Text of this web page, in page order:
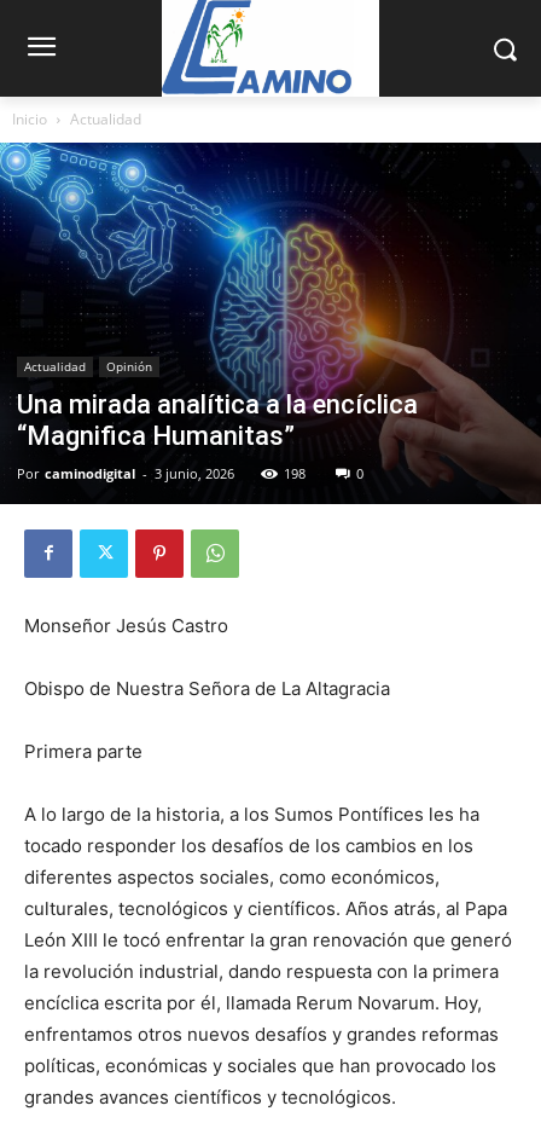
Inicio Actualidad
Actualidad Opinión
Una mirada analítica a la encíclica
“Magnifica Humanitas”
Por caminodigital - 3 junio, 2026 198 0
Monseñor Jesús Castro
Obispo de Nuestra Señora de La Altagracia
Primera parte
A lo largo de la historia, a los Sumos Pontífices les ha
tocado responder los desafíos de los cambios en los
diferentes aspectos sociales, como económicos,
culturales, tecnológicos y científicos. Años atrás, al Papa
León XIII le tocó enfrentar la gran renovación que generó
la revolución industrial, dando respuesta con la primera
encíclica escrita por él, llamada Rerum Novarum. Hoy,
enfrentamos otros nuevos desafíos y grandes reformas
políticas, económicas y sociales que han provocado los
grandes avances científicos y tecnológicos.